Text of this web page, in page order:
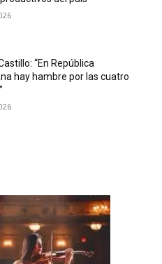
“En República
hay hambre por las cuatro